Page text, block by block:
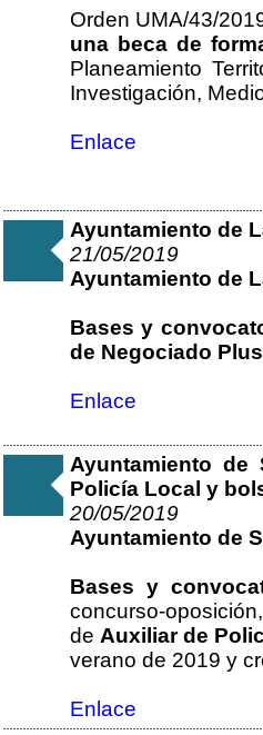
Orden UMA/43/
una beca de
Planeamiento
Investigación,
Enlace
Ayuntamiento de
21/05/2019
Ayuntamiento de
Bases y
de Negociado
Enlace
Ayuntamiento
Policía Local y
20/05/2019
Ayuntamiento de
Bases y
concurso-
de Auxiliar de
verano de 2019 y
Enlace